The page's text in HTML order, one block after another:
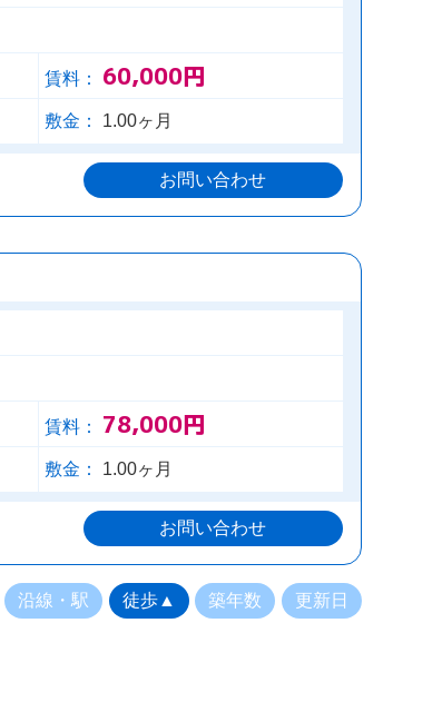
賃料： 60,000円
敷金： 1.00ヶ月
お問い合わせ
賃料： 78,000円
敷金： 1.00ヶ月
お問い合わせ
沿線・駅 徒歩▲ 築年数 更新日